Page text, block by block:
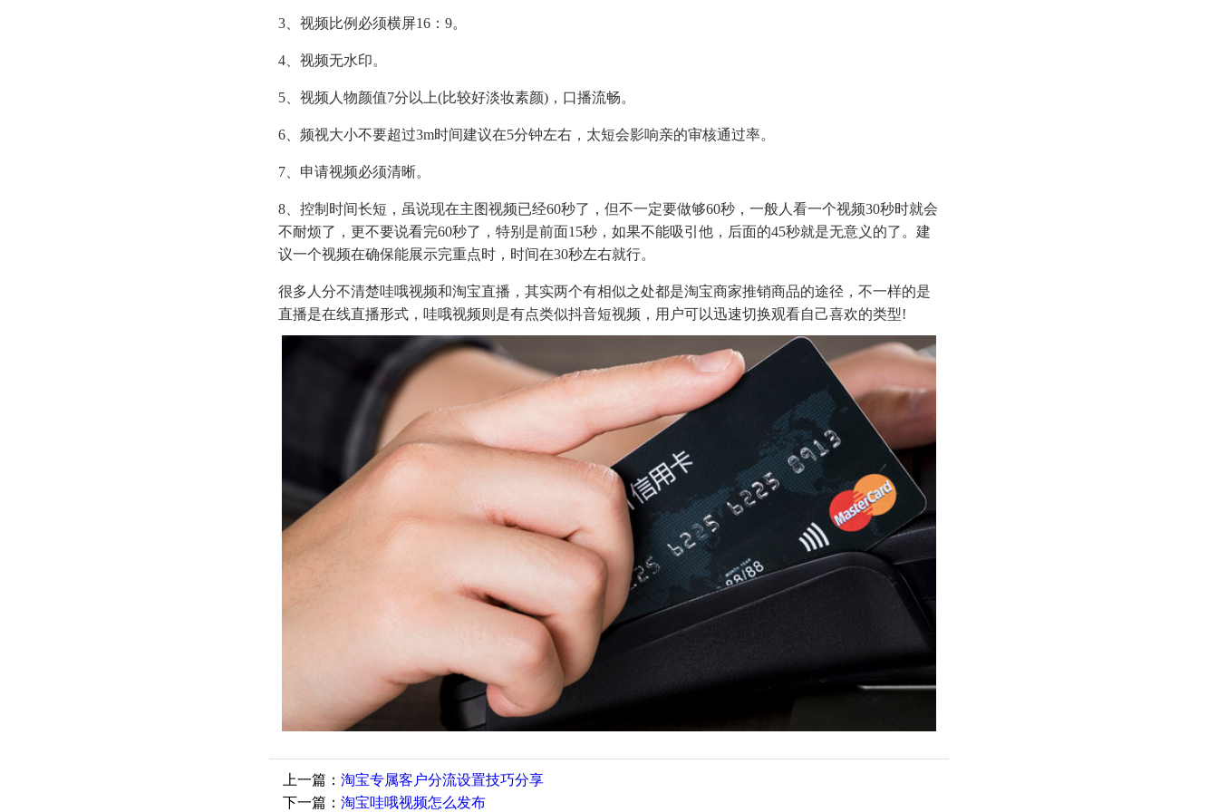
3、视频比例必须横屏16：9。
4、视频无水印。
5、视频人物颜值7分以上(比较好淡妆素颜)，口播流畅。
6、频视大小不要超过3m时间建议在5分钟左右，太短会影响亲的审核通过率。
7、申请视频必须清晰。
8、控制时间长短，虽说现在主图视频已经60秒了，但不一定要做够60秒，一般人看一个视频30秒时就会
不耐烦了，更不要说看完60秒了，特别是前面15秒，如果不能吸引他，后面的45秒就是无意义的了。建
议一个视频在确保能展示完重点时，时间在30秒左右就行。
很多人分不清楚哇哦视频和淘宝直播，其实两个有相似之处都是淘宝商家推销商品的途径，不一样的是
直播是在线直播形式，哇哦视频则是有点类似抖音短视频，用户可以迅速切换观看自己喜欢的类型!
上一篇： 淘宝专属客户分流设置技巧分享
下一篇： 淘宝哇哦视频怎么发布